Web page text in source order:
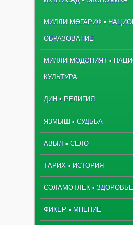
МИЛЛИ МӘГАРИФ ▪
ОБРАЗОВАНИЕ
МИЛЛИ МӘДӘНИЯТ ▪
КУЛЬТУРА
ДИН ▪ РЕЛИГИЯ
ЯЗМЫШ ▪ СУДЬБА
АВЫЛ ▪ СЕЛО
ТАРИХ ▪ ИСТОРИЯ
СӘЛАМӘТЛЕК ▪ ЗДОРОВЬЕ
ФИКЕР ▪ МНЕНИЕ